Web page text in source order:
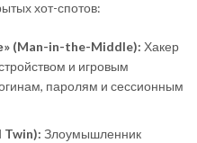
хот-спотов:
(Man-in-the-Middle): Хакер
и игровым
паролям и сессионным
Twin): Злоумышленник